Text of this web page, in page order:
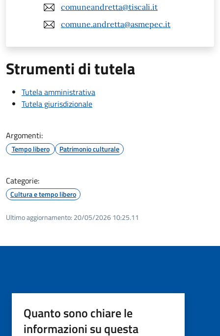
comuneandretta@tiscali.it
comune.andretta@asmepec.it
Strumenti di tutela
Tutela amministrativa
Tutela giurisdizionale
Argomenti:
Tempo libero Patrimonio culturale
Categorie:
Cultura e tempo libero
Ultimo aggiornamento: 20/05/2026 10:25.11
Quanto sono chiare le
informazioni su questa